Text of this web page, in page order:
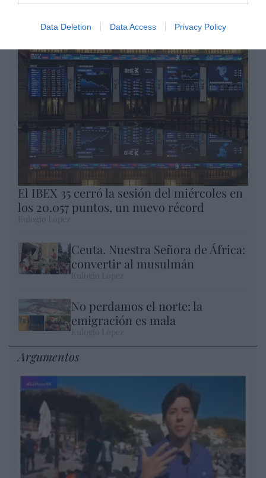
Data Deletion Data Access Privacy Policy
El IBEX 35 cerró la sesión del miércoles en
los 20.057 puntos, un nuevo récord
Ceuta. Nuestra Señora de África:
convertir al musulmán
No perdamos el norte: la
emigración es mala
Argumentos